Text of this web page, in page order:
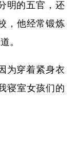
明的五官，还
，他经常锻炼
。
为穿着紧身衣
寝室女孩们的